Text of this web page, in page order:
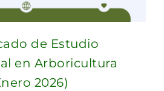
de Estudio
en Arboricultura
2026)